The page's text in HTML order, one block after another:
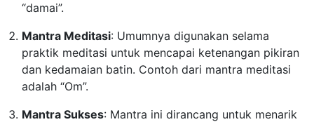
“damai”.
Mantra Meditasi: Umumnya digunakan selama
praktik meditasi untuk mencapai ketenangan pikiran
dan kedamaian batin. Contoh dari mantra meditasi
adalah “Om”.
Mantra Sukses: Mantra ini dirancang untuk menarik